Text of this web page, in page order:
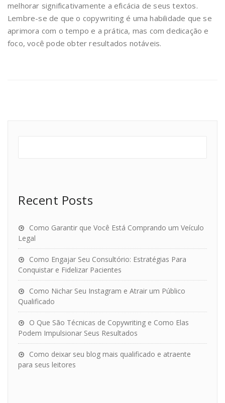
melhorar significativamente a eficácia de seus textos.
Lembre-se de que o copywriting é uma habilidade que se
aprimora com o tempo e a prática, mas com dedicação e
foco, você pode obter resultados notáveis.
Recent Posts
Como Garantir que Você Está Comprando um Veículo
Legal
Como Engajar Seu Consultório: Estratégias Para
Conquistar e Fidelizar Pacientes
Como Nichar Seu Instagram e Atrair um Público
Qualificado
O Que São Técnicas de Copywriting e Como Elas
Podem Impulsionar Seus Resultados
Como deixar seu blog mais qualificado e atraente
para seus leitores